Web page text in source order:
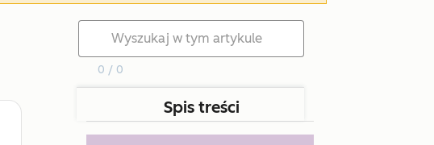
0 / 0
Spis treści